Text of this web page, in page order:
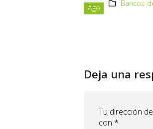
Ago Bancos
Deja una
Tu dirección
con *